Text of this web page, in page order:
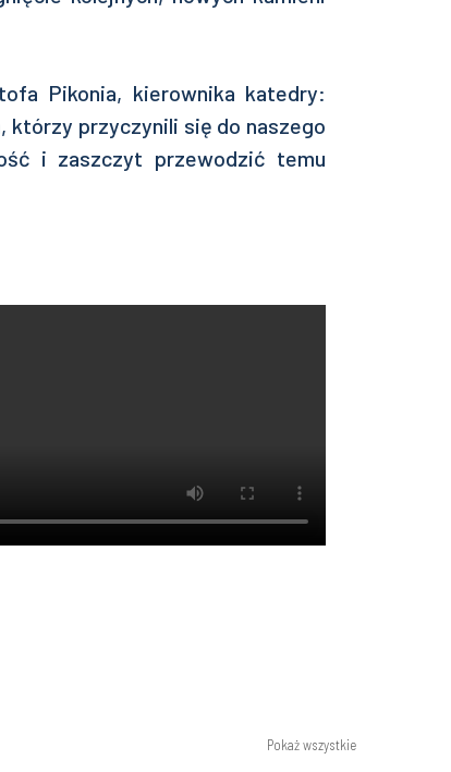
Pikonia, kierownika katedry:
którzy przyczynili się do naszego
i zaszczyt przewodzić temu
Pokaż wszystkie